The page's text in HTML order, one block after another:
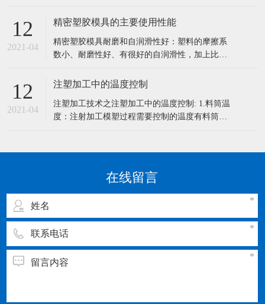
率，不注意保养和清洗也会影响模具的使用寿命
和清洗工作。 一：精密模具的保养5大要点 1、模
具长时间使用后必须磨刃口，研磨
12
2021-04
精密塑胶模具的主要使用性能
精密塑胶模具耐磨和自润滑性好：塑料的摩擦系
数小、耐磨性好、有很好的自润滑性，加上比强
至干摩擦条件下有效地工作。 1、密度小：塑料
的意义，尤其是对车辆、船舶、飞机、宇宙航天
器而言。 2、比强度和比刚度高：
12
2021-04
注塑加工中的温度控制
注塑加工技术之注塑加工中的温度控制: 1.料筒温
度：注射加工模塑过程需要控制的温度有料筒温
塑料的流动和冷却。每一种塑料都具有不同的流
动温度，同一种塑料，由于来源或牌号不同，其
流动温度及分解温度是有差别
在线留言